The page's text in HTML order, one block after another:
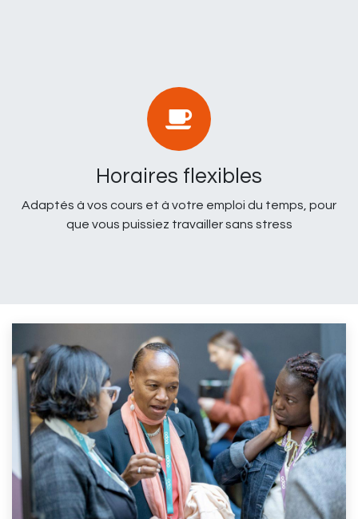
Horaires flexibles
Adaptés à vos cours et à votre emploi du temps, pour
que vous puissiez travailler sans stress